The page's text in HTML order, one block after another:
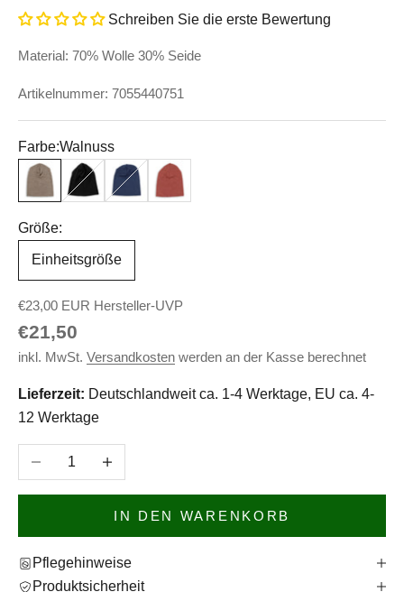
Schreiben Sie die erste Bewertung
Material: 70% Wolle 30% Seide
Artikelnummer: 7055440751
Farbe:Walnuss
WalnussSchwarzMarineblau
Kupfer
Größe:
Einheitsgröße
€23,00 EUR Hersteller-UVP
Angebot
€21,50
inkl. MwSt. Versandkosten werden an der Kasse berechnet
Lieferzeit: Deutschlandweit ca. 1-4 Werktage, EU ca. 4-
12 Werktage
Anzahl verringernAnzahl erhöhen
IN DEN WARENKORB
Pflegehinweise
Produktsicherheit